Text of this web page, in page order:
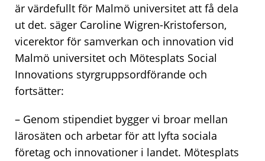
är värdefullt för Malmö universitet att få dela
ut det. säger Caroline Wigren-Kristoferson,
vicerektor för samverkan och innovation vid
Malmö universitet och Mötesplats Social
Innovations styrgruppsordförande och
fortsätter:
– Genom stipendiet bygger vi broar mellan
lärosäten och arbetar för att lyfta sociala
företag och innovationer i landet. Mötesplats